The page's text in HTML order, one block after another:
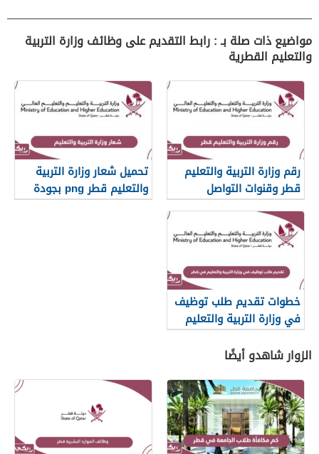
مواضيع ذات صلة بـ : رابط التقديم على وظائف وزارة التربية
والتعليم القطرية
رقم وزارة التربية والتعليم
قطر وقنوات التواصل
تحميل شعار وزارة التربية
والتعليم قطر png بجودة
عالية 2026
خطوات تقديم طلب توظيف
في وزارة التربية والتعليم
في قطر 2026
الزوار شاهدو أيضًا